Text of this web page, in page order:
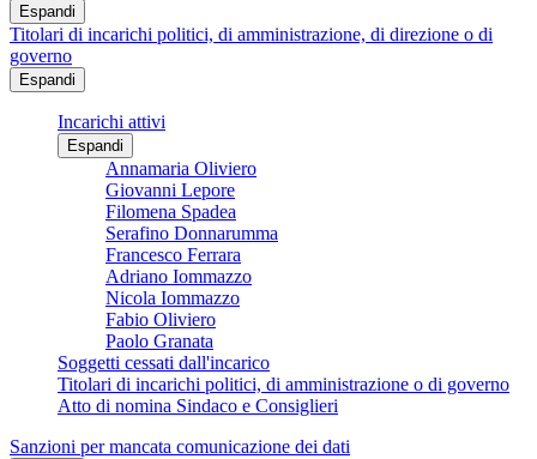
Espandi
Titolari di incarichi politici, di amministrazione, di direzione o di
governo
Espandi
Incarichi attivi
Espandi
Annamaria Oliviero
Giovanni Lepore
Filomena Spadea
Serafino Donnarumma
Francesco Ferrara
Adriano Iommazzo
Nicola Iommazzo
Fabio Oliviero
Paolo Granata
Soggetti cessati dall'incarico
Titolari di incarichi politici, di amministrazione o di governo
Atto di nomina Sindaco e Consiglieri
Sanzioni per mancata comunicazione dei dati